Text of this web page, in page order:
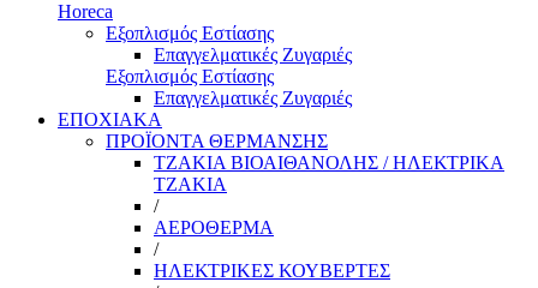
Horeca
Εξοπλισμός Εστίασης
Επαγγελματικές Ζυγαριές
Εξοπλισμός Εστίασης
Επαγγελματικές Ζυγαριές
ΕΠΟΧΙΑΚΑ
ΠΡΟΪΟΝΤΑ ΘΕΡΜΑΝΣΗΣ
ΤΖΑΚΙΑ ΒΙΟΑΙΘΑΝΟΛΗΣ / ΗΛΕΚΤΡΙΚΑ
ΤΖΑΚΙΑ
/
ΑΕΡΟΘΕΡΜΑ
/
ΗΛΕΚΤΡΙΚΕΣ ΚΟΥΒΕΡΤΕΣ